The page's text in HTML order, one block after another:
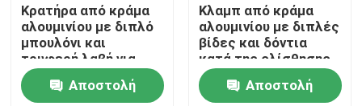
Προϊόντα
Βίντεο
Κρατήρα από κράμα
αλουμινίου με διπλό
μπουλόνι και
τρυφερή λαβή για
δονήσεις - ανθεκτικό
δομικό στερεωτικό
Αποστολή
Κλαμπ από κράμα
αλουμινίου με διπλές
βίδες και δόντια
κατά της ολίσθησης
για ασφαλή δομική
στερέωσηΑποστολή